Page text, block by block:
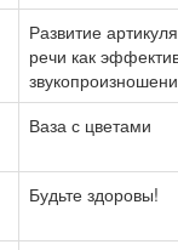
Развитие
речи как
Ваза с цветами
Будьте здоровы!